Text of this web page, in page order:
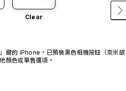
Clear
鍵的 iPhone，已預裝黑色相機按鈕（奈米碳
顏色或單售選項。